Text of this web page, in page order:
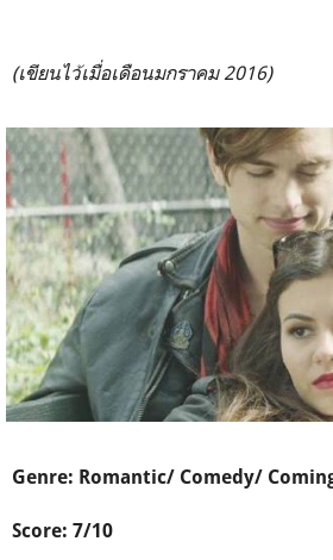
(เขียนไว้เมื่อเดือนมกราคม 2016)
Genre: Romantic/ Comedy/
Score: 7/10